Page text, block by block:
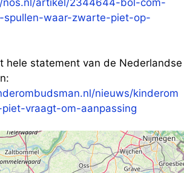
waar-zwarte-piet-op-
hele statement van de Nederlandse
nieuws/kinderom
vraagt-om-aanpassing